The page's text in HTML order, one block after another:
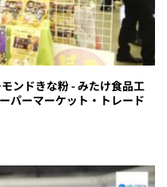
ンドきな粉 - みたけ食品工
パーマーケット・トレード